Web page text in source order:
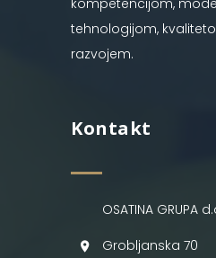
kompetencijom,
tehnologijom,
razvojem.
Kontakt
OSATINA GRUPA
Grobljanska 70